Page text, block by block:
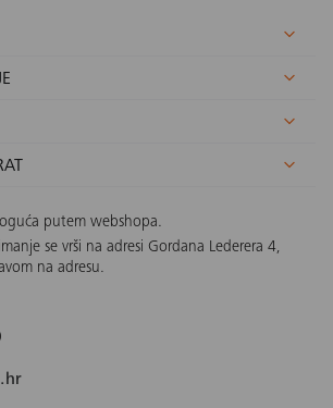
putem webshopa.
se vrši na adresi Gordana Lederera 4,
na adresu.